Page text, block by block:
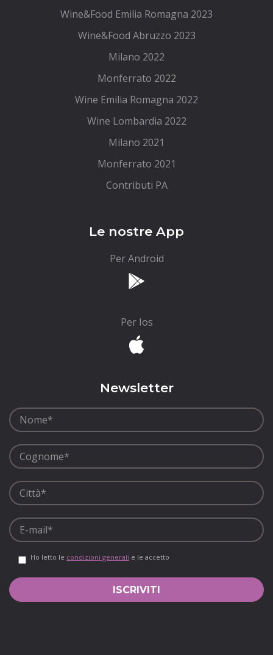
Wine&Food Emilia Romagna 2023
Wine&Food Abruzzo 2023
Milano 2022
Monferrato 2022
Wine Emilia Romagna 2022
Wine Lombardia 2022
Milano 2021
Monferrato 2021
Contributi PA
Le nostre App
Per Android
Per Ios
Newsletter
Ho letto le condizioni generali e le accetto